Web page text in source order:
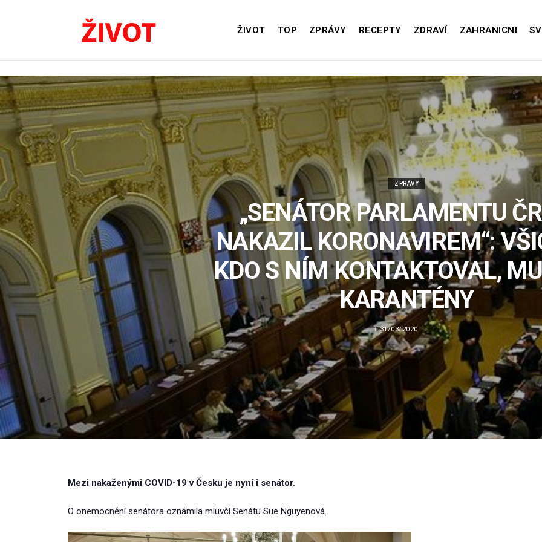
ŽIVOT TOP ZPRÁVY RECEPTY ZDRAVÍ ZAHRANICNI
ZPRÁVY
„SENÁTOR PARLAMENTU
NAKAZIL KORONAVIREM“:
KDO S NÍM KONTAKTOVAL,
KARANTÉNY
31/03/2020
Mezi nakaženými COVID-19 v Česku je nyní i senátor.
O onemocnění senátora oznámila mluvčí Senátu Sue Nguyenová.